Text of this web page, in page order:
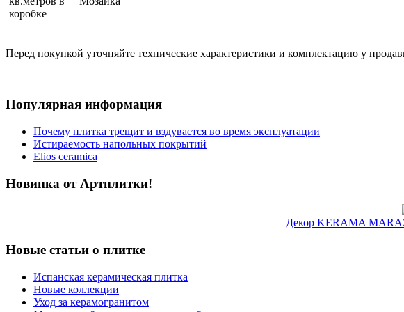
коробке
Перед покупкой уточняйте технические характеристики и комплектацию у
Популярная информация
Почему плитка трещит и вздувается во время эксплуатации
Истираемость напольных покрытий
Elios ceramica
Новинка от Артплитки!
Декор KERAMA
Новые статьи о плитке
Испанская керамическая плитка
Новые коллекции
Уход за керамогранитом